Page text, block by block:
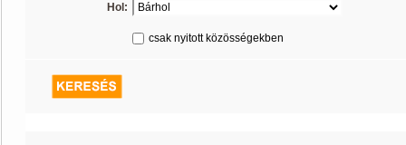
Hol:
csak nyitott közösségekben